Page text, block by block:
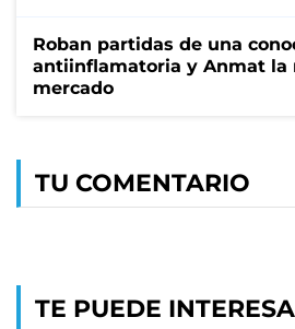
Roban partidas de una
antiinflamatoria y Anmat la
mercado
TU COMENTARIO
TE PUEDE